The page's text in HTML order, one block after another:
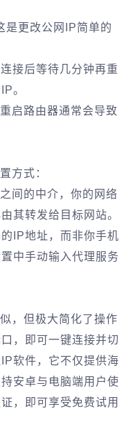
是更改公网IP简单的
接后等待几分钟再重
。
启路由器通常会导致
方式：
间的中介，你的网络
其转发给目标网站。
IP地址，而非你手机
中手动输入代理服务
，但极大简化了操作
，即可一键连接并切
软件，它不仅提供海
安卓与电脑端用户使
，即可享受免费试用